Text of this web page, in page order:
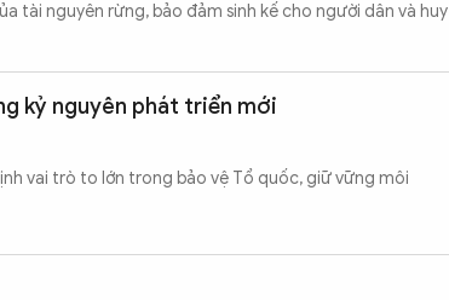
tài nguyên rừng, bảo đảm sinh kế cho người dân và huy
kỷ nguyên phát triển mới
vai trò to lớn trong bảo vệ Tổ quốc, giữ vững môi